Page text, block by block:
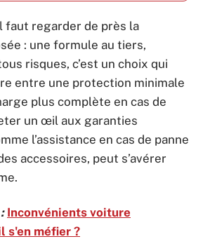
faut regarder de près la
: une formule au tiers,
risques, c’est un choix qui
entre une protection minimale
plus complète en cas de
un œil aux garanties
l’assistance en cas de panne
accessoires, peut s’avérer
Inconvénients voiture
s'en méfier ?